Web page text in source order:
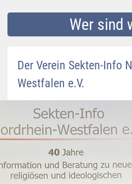
Wer sind
Der Verein Sekten-Info
Westfalen e.V.